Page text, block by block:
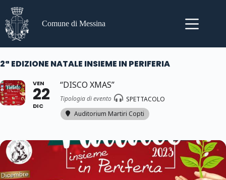
contenuto
Comune di Messina
2ª EDIZIONE NATALE INSIEME IN PERIFERIA
VEN
22
DIC
“DISCO XMAS”
Tipologia di evento
SPETTACOLO
Auditorium Martiri Copti